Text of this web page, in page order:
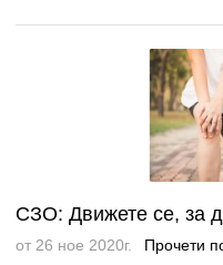
СЗО: Движете се, за
от 26 ное 2020г. Прочети